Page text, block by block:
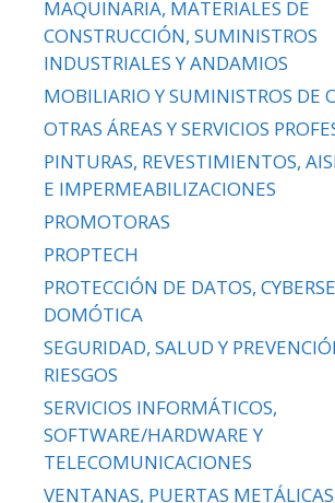
MAQUINARIA, MATERIALES DE
CONSTRUCCIÓN, SUMINISTROS
INDUSTRIALES Y ANDAMIOS
MOBILIARIO Y SUMINISTROS DE
OTRAS ÁREAS Y SERVICIOS
PINTURAS, REVESTIMIENTOS,
E IMPERMEABILIZACIONES
PROMOTORAS
PROPTECH
PROTECCIÓN DE DATOS,
DOMÓTICA
SEGURIDAD, SALUD Y
RIESGOS
SERVICIOS INFORMÁTICOS,
SOFTWARE/HARDWARE Y
TELECOMUNICACIONES
VENTANAS, PUERTAS